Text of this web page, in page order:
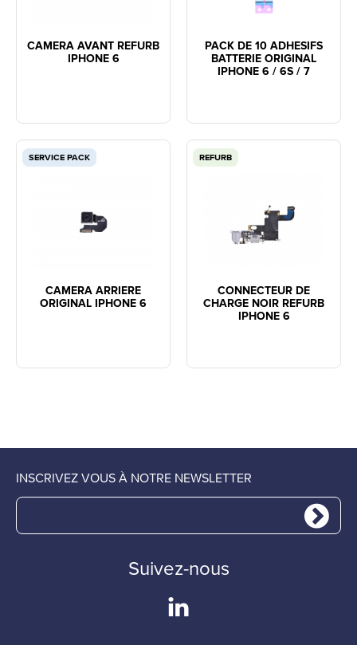
CAMERA AVANT REFURB
IPHONE 6
PACK DE 10 ADHESIFS
BATTERIE ORIGINAL
IPHONE 6 / 6S / 7
SERVICE PACK
CAMERA ARRIERE
ORIGINAL IPHONE 6
REFURB
CONNECTEUR DE
CHARGE NOIR REFURB
IPHONE 6
INSCRIVEZ VOUS À NOTRE NEWSLETTER
Suivez-nous